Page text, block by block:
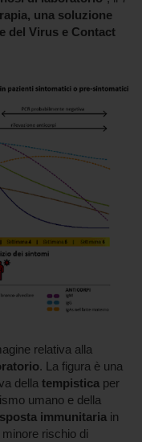
una soluzione
del Virus e Contact
relativa alla
. La figura è una
della tempistica per
umano e della
immunitaria in
rischio di